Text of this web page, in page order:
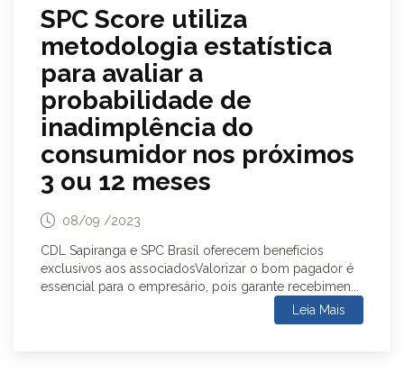
SPC Score utiliza
metodologia estatística
para avaliar a
probabilidade de
inadimplência do
consumidor nos próximos
3 ou 12 meses
08/09 /2023
CDL Sapiranga e SPC Brasil oferecem benefícios
exclusivos aos associadosValorizar o bom pagador é
essencial para o empresário, pois garante recebimen...
Leia Mais